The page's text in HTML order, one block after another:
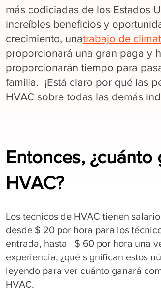
más codiciadas de los Estados
increíbles beneficios y
crecimiento, unatrabajo de
proporcionará una gran paga y
proporcionarán tiempo para
familia. ¡Está claro por qué las
HVAC sobre todas las demás
Entonces, ¿cuánto
HVAC?
Los técnicos de HVAC tienen
desde $ 20 por hora para los
entrada, hasta $ 60 por hora una
experiencia, ¿qué significan estos
leyendo para ver cuánto ganará
HVAC.